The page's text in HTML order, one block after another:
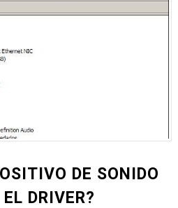
DE SONIDO
DRIVER?